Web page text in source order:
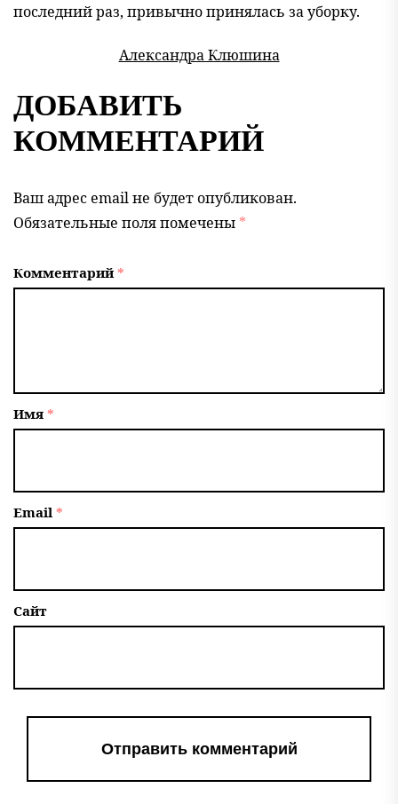
последний раз, привычно принялась за уборку.
Александра Клюшина
ДОБАВИТЬ
КОММЕНТАРИЙ
Ваш адрес email не будет опубликован.
Обязательные поля помечены *
Комментарий*
Имя *
Email *
Сайт